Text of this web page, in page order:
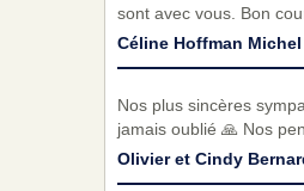
sont avec vous. Bon
Céline Hoffman
Nos plus sincères
jamais oublié 🙏 Nos
Olivier et Cindy